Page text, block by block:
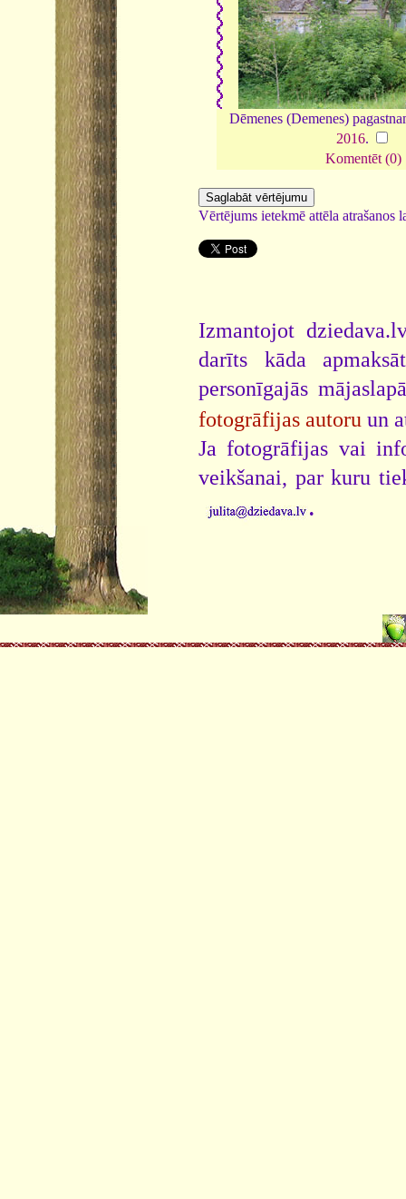
Dēmenes (Demenes)
2016.
Komentēt (0)
Vērtējums ietekmē attēla atrašanos
Izmantojot
darīts kāda
personīgajās
fotogrāfijas autoru un
Ja fotogrāfijas vai
veikšanai, par kuru
.